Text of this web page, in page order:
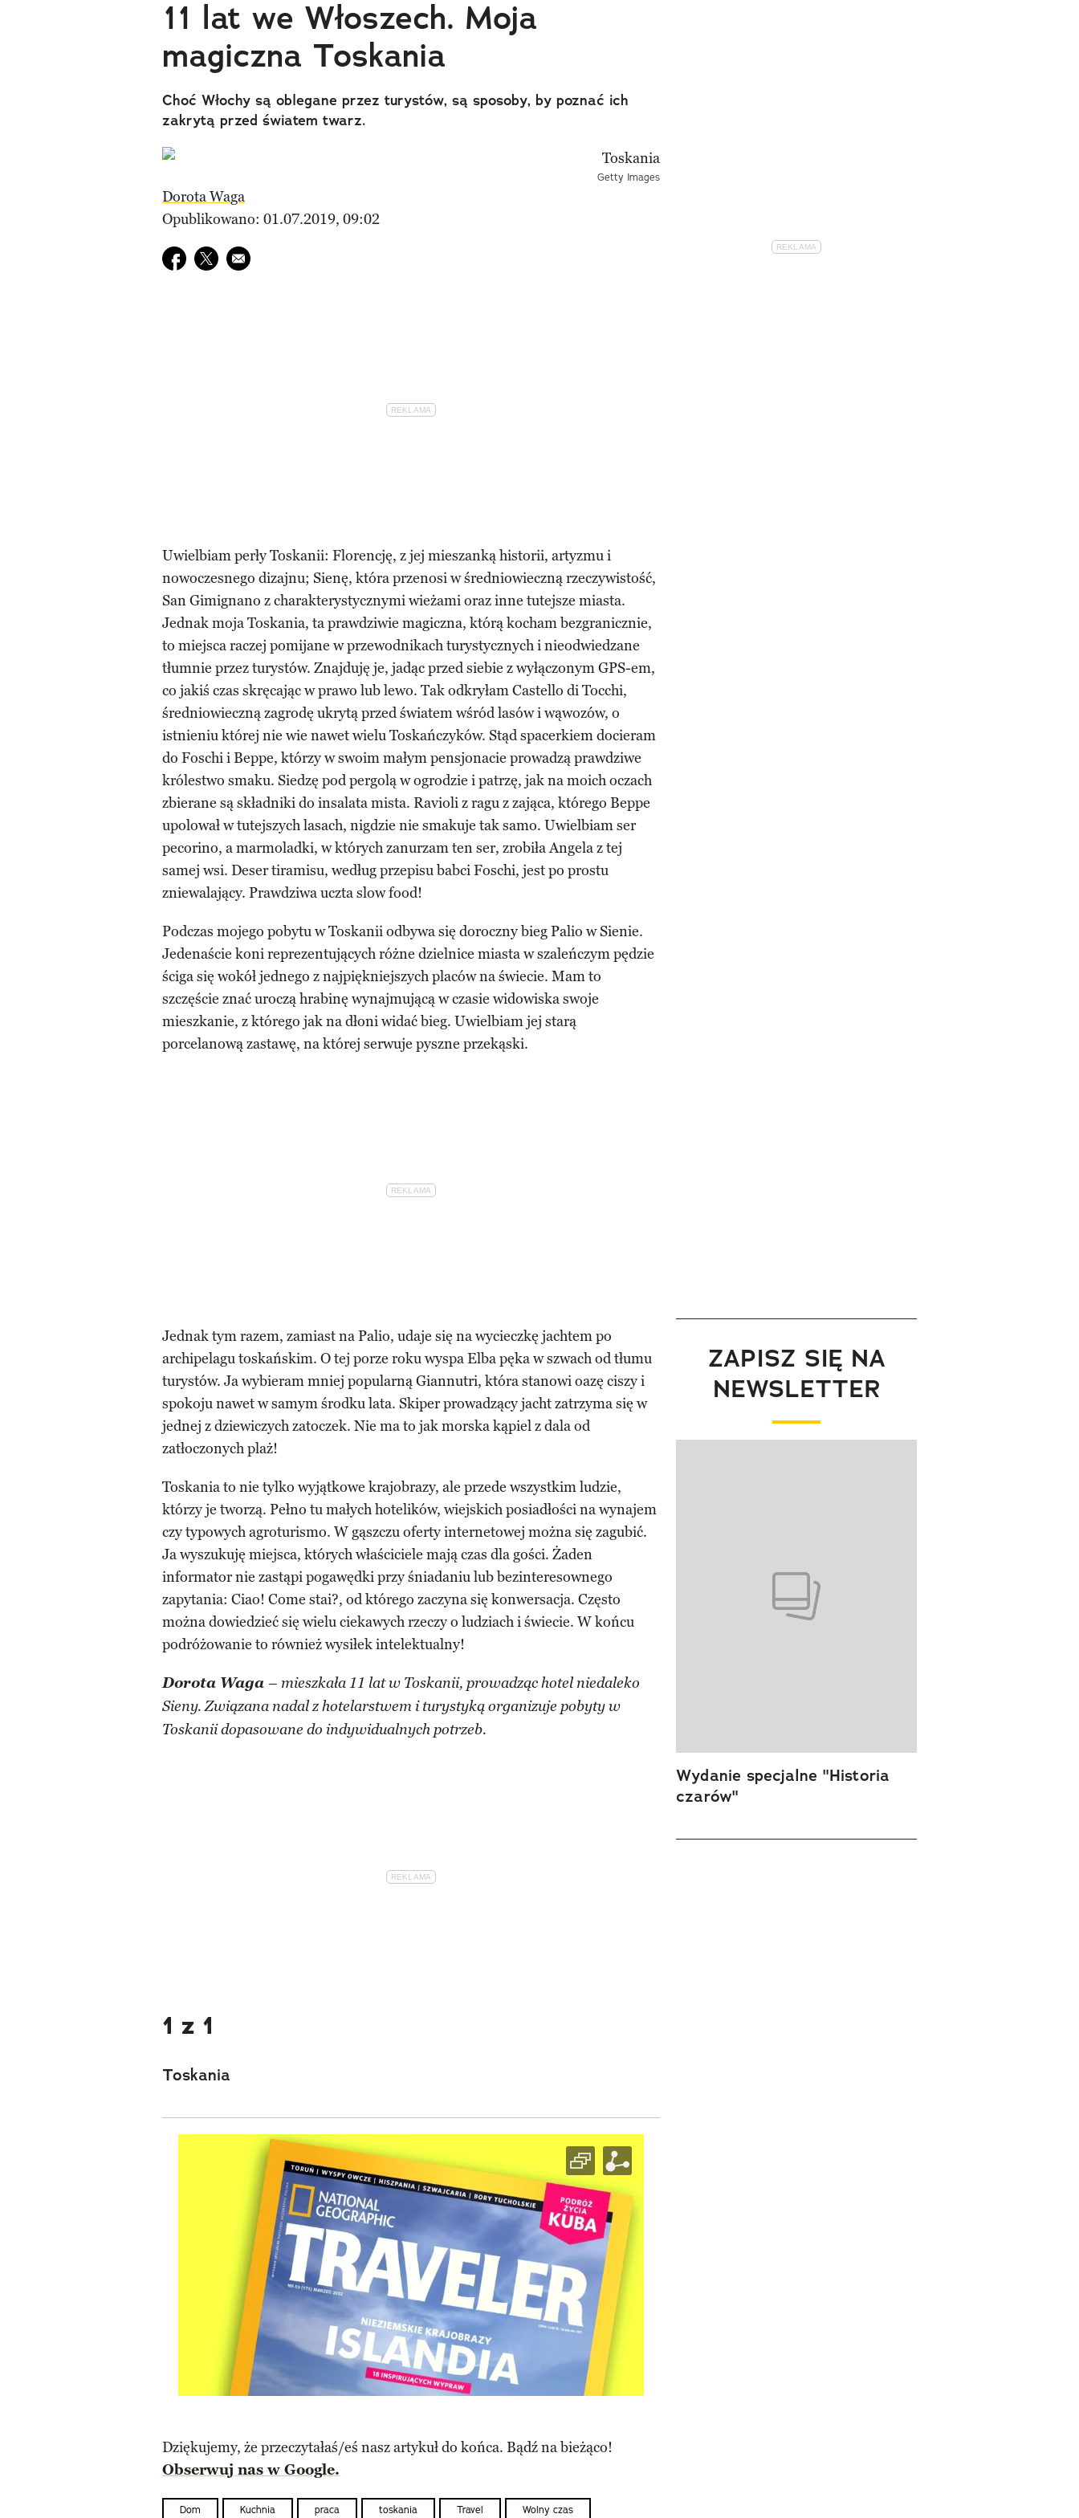
11 lat we Włoszech. Moja
magiczna Toskania
Choć Włochy są oblegane przez turystów, są sposoby, by poznać ich
zakrytą przed światem twarz.
Getty Images
Dorota Waga
Opublikowano: 01.07.2019, 09:02
Udostępnij na facebook
Udostępnij na twitter
E-mail do przyjaciela
Uwielbiam perły Toskanii: Florencję, z jej mieszanką historii, artyzmu i
nowoczesnego dizajnu; Sienę, która przenosi w średniowieczną rzeczywistość,
San Gimignano z charakterystycznymi wieżami oraz inne tutejsze miasta.
Jednak moja Toskania, ta prawdziwie magiczna, którą kocham bezgranicznie,
to miejsca raczej pomijane w przewodnikach turystycznych i nieodwiedzane
tłumnie przez turystów. Znajduję je, jadąc przed siebie z wyłączonym GPS-em,
co jakiś czas skręcając w prawo lub lewo. Tak odkryłam Castello di Tocchi,
średniowieczną zagrodę ukrytą przed światem wśród lasów i wąwozów, o
istnieniu której nie wie nawet wielu Toskańczyków. Stąd spacerkiem docieram
do Foschi i Beppe, którzy w swoim małym pensjonacie prowadzą prawdziwe
królestwo smaku. Siedzę pod pergolą w ogrodzie i patrzę, jak na moich oczach
zbierane są składniki do insalata mista. Ravioli z ragu z zająca, którego Beppe
upolował w tutejszych lasach, nigdzie nie smakuje tak samo. Uwielbiam ser
pecorino, a marmoladki, w których zanurzam ten ser, zrobiła Angela z tej
samej wsi. Deser tiramisu, według przepisu babci Foschi, jest po prostu
zniewalający. Prawdziwa uczta slow food!
Podczas mojego pobytu w Toskanii odbywa się doroczny bieg Palio w Sienie.
Jedenaście koni reprezentujących różne dzielnice miasta w szaleńczym pędzie
ściga się wokół jednego z najpiękniejszych placów na świecie. Mam to
szczęście znać uroczą hrabinę wynajmującą w czasie widowiska swoje
mieszkanie, z którego jak na dłoni widać bieg. Uwielbiam jej starą
porcelanową zastawę, na której serwuje pyszne przekąski.
Jednak tym razem, zamiast na Palio, udaje się na wycieczkę jachtem po
archipelagu toskańskim. O tej porze roku wyspa Elba pęka w szwach od tłumu
turystów. Ja wybieram mniej popularną Giannutri, która stanowi oazę ciszy i
spokoju nawet w samym środku lata. Skiper prowadzący jacht zatrzyma się w
jednej z dziewiczych zatoczek. Nie ma to jak morska kąpiel z dala od
zatłoczonych plaż!
Toskania to nie tylko wyjątkowe krajobrazy, ale przede wszystkim ludzie,
którzy je tworzą. Pełno tu małych hotelików, wiejskich posiadłości na wynajem
czy typowych agroturismo. W gąszczu oferty internetowej można się zagubić.
Ja wyszukuję miejsca, których właściciele mają czas dla gości. Żaden
informator nie zastąpi pogawędki przy śniadaniu lub bezinteresownego
zapytania: Ciao! Come stai?, od którego zaczyna się konwersacja. Często
można dowiedzieć się wielu ciekawych rzeczy o ludziach i świecie. W końcu
podróżowanie to również wysiłek intelektualny!
Dorota Waga – mieszkała 11 lat w Toskanii, prowadząc hotel niedaleko
Sieny. Związana nadal z hotelarstwem i turystyką organizuje pobyty w
Toskanii dopasowane do indywidualnych potrzeb.
1 z 1
Toskania
Dziękujemy, że przeczytałaś/eś nasz artykuł do końca. Bądź na bieżąco!
Obserwuj nas w Google.
Dom Kuchnia praca toskania Travel Wolny czas
ZAPISZ SIĘ NA
NEWSLETTER
Wydanie specjalne "Historia
czarów"